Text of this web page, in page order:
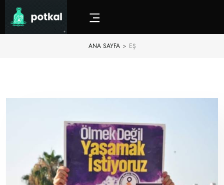
ANA SAYFA > EŞ